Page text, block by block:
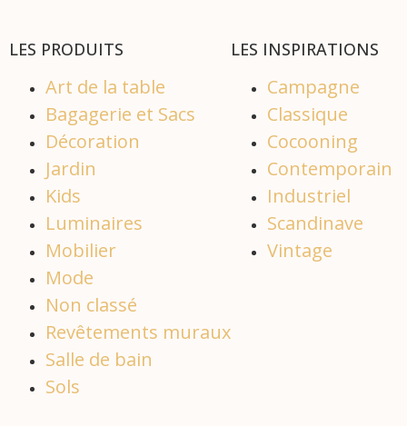
LES PRODUITS
Art de la table
Bagagerie et Sacs
Décoration
Jardin
Kids
Luminaires
Mobilier
Mode
Non classé
Revêtements muraux
Salle de bain
Sols
LES INSPIRATIONS
Campagne
Classique
Cocooning
Contemporain
Industriel
Scandinave
Vintage